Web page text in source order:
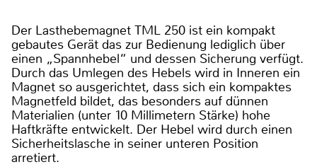
Der Lasthebemagnet TML 250 ist ein kompakt
gebautes Gerät das zur Bedienung lediglich über
einen „Spannhebel“ und dessen Sicherung verfügt.
Durch das Umlegen des Hebels wird in Inneren ein
Magnet so ausgerichtet, dass sich ein kompaktes
Magnetfeld bildet, das besonders auf dünnen
Materialien (unter 10 Millimetern Stärke) hohe
Haftkräfte entwickelt. Der Hebel wird durch einen
Sicherheitslasche in seiner unteren Position
arretiert.